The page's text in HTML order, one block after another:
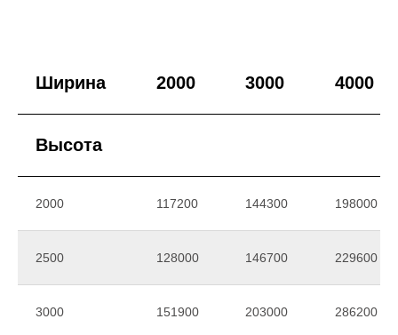
Ширина 2000 3000 4000
Высота
2000 117200 144300 198000
2500 128000 146700 229600
3000 151900 203000 286200